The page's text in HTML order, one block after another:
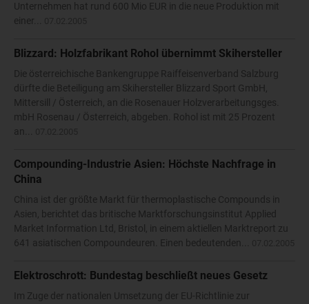
Unternehmen hat rund 600 Mio EUR in die neue Produktion mit
einer...
Blizzard: Holzfabrikant Rohol übernimmt Skihersteller
Die österreichische Bankengruppe Raiffeisenverband Salzburg
dürfte die Beteiligung am Skihersteller Blizzard Sport GmbH,
Mittersill / Österreich, an die Rosenauer Holzverarbeitungsges.
mbH Rosenau / Österreich, abgeben. Rohol ist mit 25 Prozent
an...
Compounding-Industrie Asien: Höchste Nachfrage in
China
China ist der größte Markt für thermoplastische Compounds in
Asien, berichtet das britische Marktforschungsinstitut Applied
Market Information Ltd, Bristol, in einem aktiellen Marktreport zu
641 asiatischen Compoundeuren. Einen bedeutenden...
Elektroschrott: Bundestag beschließt neues Gesetz
Im Zuge der nationalen Umsetzung der EU-Richtlinie zur